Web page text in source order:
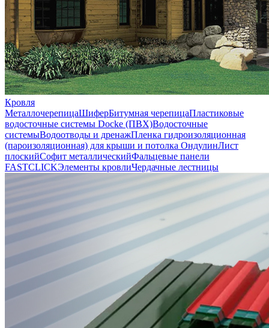
Кровля
МеталлочерепицаШиферБитумная черепицаПластиковые
водосточные системы Docke (ПВХ)Водосточные
системыВодоотводы и дренажПленка гидроизоляционная
(пароизоляционная) для крыши и потолка ОндулинЛист
плоскийСофит металлическийФальцевые панели
FASTCLICKЭлементы кровлиЧердачные лестницы